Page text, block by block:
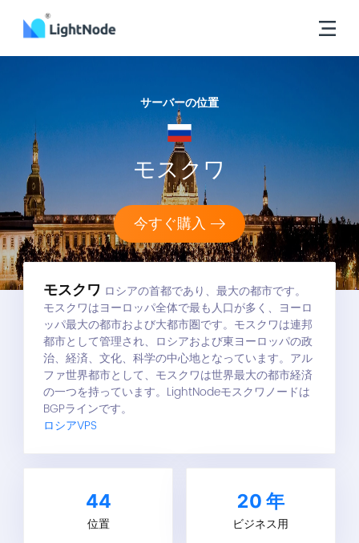
サーバーの位置
モスクワ
今すぐ購入
モスクワ ロシアの首都であり、最大の都市です。
モスクワはヨーロッパ全体で最も人口が多く、ヨーロ
ッパ最大の都市および大都市圏です。モスクワは連邦
都市として管理され、ロシアおよび東ヨーロッパの政
治、経済、文化、科学の中心地となっています。アル
ファ世界都市として、モスクワは世界最大の都市経済
の一つを持っています。LightNodeモスクワノードは
BGPラインです。
ロシアVPS
44
位置
20年
ビジネス用